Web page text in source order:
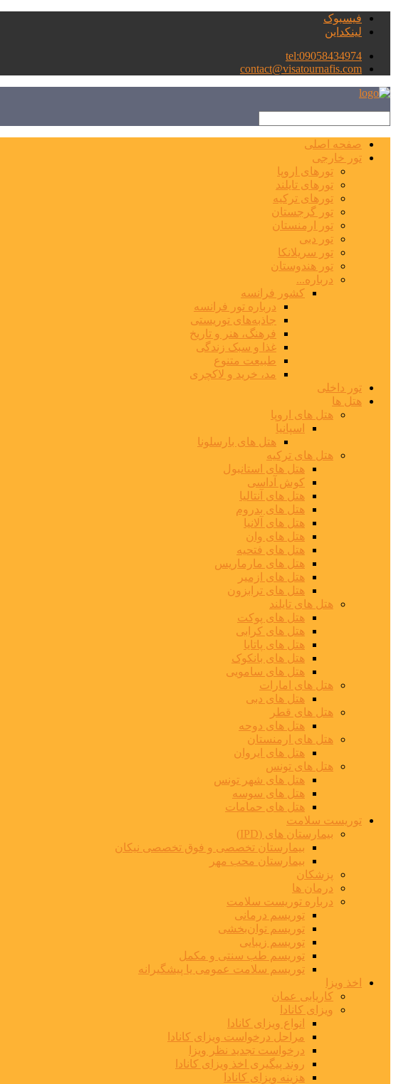
فیسبوک
لینکداین
tel:09058434974
contact@visatournafis.com
صفحه اصلی
تور خارجی
تورهای اروپا
تورهای تایلند
تورهای ترکیه
تور گرجستان
تور ارمنستان
تور دبی
تور سریلانکا
تور هندوستان
درباره...
کشور فرانسه
درباره تور فرانسه
جاذبه‌های توریستی
فرهنگ، هنر و تاریخ
غذا و سبک زندگی
طبیعت متنوع
مد، خرید و لاکچری
تور داخلی
هتل ها
هتل های اروپا
اسپانیا
هتل های بارسلونا
هتل های ترکیه
هتل های استانبول
کوش آداسی
هتل های آنتالیا
هتل های بدروم
هتل های آلانیا
هتل های وان
هتل های فتحیه
هتل های مارماریس
هتل های ازمیر
هتل های ترابزون
هتل های تایلند
هتل های پوکت
هتل های کرابی
هتل های پاتایا
هتل های بانکوک
هتل های سامویی
هتل های امارات
هتل های دبی
هتل های قطر
هتل های دوحه
هتل های ارمنستان
هتل های ایروان
هتل های تونس
هتل های شهر تونس
هتل های سوسه
هتل های حمامات
توریست سلامت
بیمارستان های (IPD)
بیمارستان تخصصی و فوق تخصصی نیکان
بیمارستان محب مهر
پزشکان
درمان ها
درباره توریست سلامت
توریسم درمانی
توریسم توان‌بخشی
توریسم زیبایی
توریسم طب سنتی و مکمل
توریسم سلامت عمومی یا پیشگیرانه
اخذ ویزا
کاریابی عمان
ویزای کانادا
انواع ویزای کانادا
مراحل درخواست ویزای کانادا
درخواست تجدید نظر ویزا
روند پیگیری اخذ ویزای کانادا
هزینه ویزای کانادا